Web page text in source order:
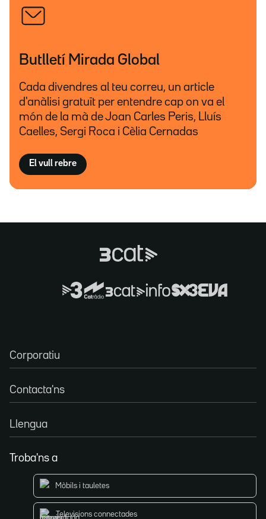
Butlletí Mirada Global
Cada divendres al teu correu, un article
d'anàlisi gratuït per entendre cap on va el
món de la mà de Joan Carles Peris, Lluís
Caelles, Sergi Roca i Cèlia Cernadas
El vull rebre
Corporatiu
Contacta'ns
Llengua
Troba'ns a
Mòbils i tauletes
Televisions connectades